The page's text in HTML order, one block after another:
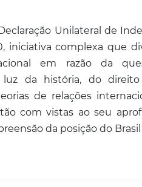
Unilateral de
iniciativa complexa que
em razão da
da história, do direito
de relações
com vistas ao seu
da posição do